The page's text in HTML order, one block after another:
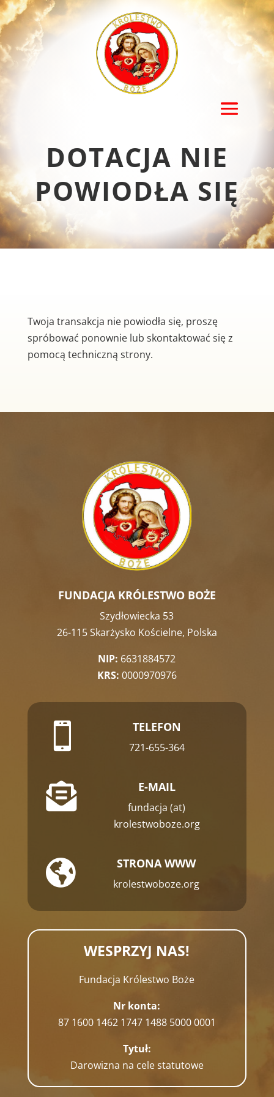
DOTACJA NIE
POWIODŁA SIĘ
Twoja transakcja nie powiodła się, proszę
spróbować ponownie lub skontaktować się z
pomocą techniczną strony.
FUNDACJA KRÓLESTWO BOŻE
Szydłowiecka 53
26-115 Skarżysko Kościelne, Polska
NIP: 6631884572
KRS: 0000970976
 TELEFON
721-655-364
 E-MAIL
fundacja (at)
krolestwoboze.org
 STRONA WWW
krolestwoboze.org
WESPRZYJ NAS!
Fundacja Królestwo Boże
Nr konta:
87 1600 1462 1747 1488 5000 0001
Tytuł:
Darowizna na cele statutowe